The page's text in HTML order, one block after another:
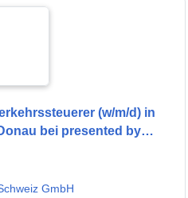
(w/m/d) in
bei presented by
GmbH